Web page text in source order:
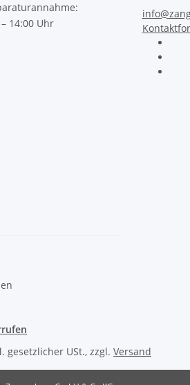
14:00 Uhr
gesetzlicher USt., zzgl. Versand